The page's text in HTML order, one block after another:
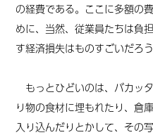
の経費である。ここに多額の
めに、当然、従業員たちは負
す経済損失はものすごいだろう
もっとひどいのは、バカッ
り物の食材に埋もれたり、倉
入り込んだりとかして、その